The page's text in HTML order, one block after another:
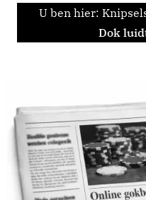
U ben hier:
Dok